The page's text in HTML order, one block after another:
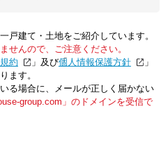
戸建て・土地をご紹介しています。
せんので、ご注意ください。
約 」及び「個人情報保護方針
」
ます。
る場合に、メールが正しく届かない
group.com」のドメインを受信で